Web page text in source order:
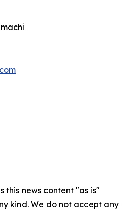
this news content "as is"
kind. We do not accept any